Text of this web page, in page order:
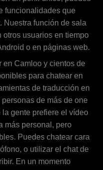
funcionalidades que
Nuestra función de sala
otros usuarios en tiempo
o en páginas web.
en Camloo y cientos de
para chatear en
de traducción en
de más de one
gente prefiere el vídeo
más personal, pero
Puedes chatear cara
o utilizar el chat de
En un momento